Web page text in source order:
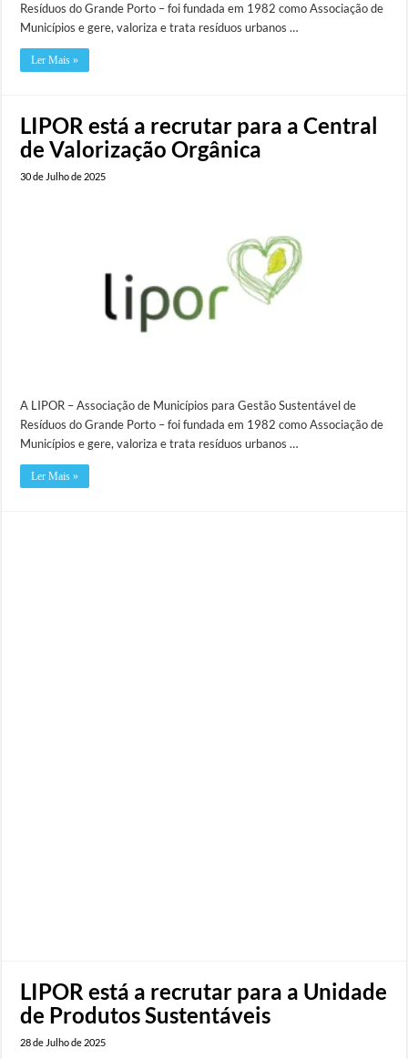
Resíduos do Grande Porto – foi fundada em 1982 como Associação de
Municípios e gere, valoriza e trata resíduos urbanos …
Ler Mais »
LIPOR está a recrutar para a Central
de Valorização Orgânica
30 de Julho de 2025
A LIPOR – Associação de Municípios para Gestão Sustentável de
Resíduos do Grande Porto – foi fundada em 1982 como Associação de
Municípios e gere, valoriza e trata resíduos urbanos …
Ler Mais »
LIPOR está a recrutar para a Unidade
de Produtos Sustentáveis
28 de Julho de 2025